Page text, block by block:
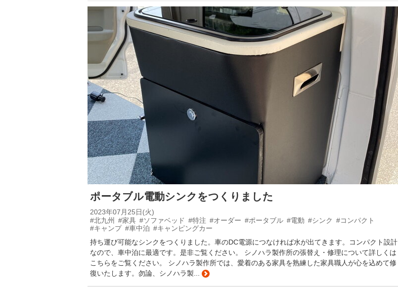
ポータブル電動シンクをつくりました
2023年07月25日(火)
#北九州
#家具 #ソファベッド #特注 #オーダー #ポータブル #電動 #シンク #コンパクト
#キャンプ #車中泊 #キャンピングカー
持ち運び可能なシンクをつくりました。車のDC電源につなければ水が出てきます。コンパクト設計
なので、車中泊に最適です。是非ご覧ください。 シノハラ製作所の張替え・修理について詳しくは
こちらをご覧ください。 シノハラ製作所では、愛着のある家具を熟練した家具職人が心を込めて修
復いたします。勿論、シノハラ製...